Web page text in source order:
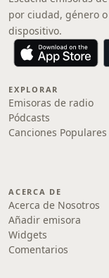
por ciudad, género
dispositivo.
EXPLORAR
Emisoras de radio
Pódcasts
Canciones Populares
ACERCA DE
Acerca de Nosotros
Añadir emisora
Widgets
Comentarios